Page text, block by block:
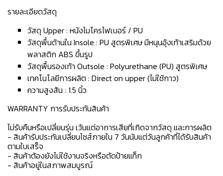
รายละเอียดวัสดุ
วัสดุ Upper : หนังไมโครไฟเบอร์ / PU
วัสดุพื้นด้านใน Insole : PU สูตรพิเศษ มีหนุนอุ้งเท้าเสริมด้วย
พลาสติก ABS ขึ้นรูป
วัสดุพื้นรองเท้า Outsole : Polyurethane (PU) สูตรพิเศษ
เทคโนโลยีการผลิต : Direct on upper (ไม่ใช้กาว)
ความสูงส้น : 1.5 นิ้ว
WARRANTY การรับประกันสินค้า
ไม่รับคืนหรือเปลี่ยนรุ่น เว้นแต่อาการเสียที่เกิดจากวัสดุ และการผลิต
- สินค้ารับประกันเปลี่ยนไซส์ภายใน 7 วันนับแต่วันลูกค้าที่ได้รับสินค้า
ตามใบเสร็จ
- สินค้าต้องยังไม่ใช้งานจริงหรือตัดป้ายแท็ก
- สินค้าอยู่ในสภาพสมบูรณ์